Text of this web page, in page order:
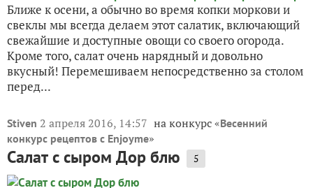
Ближе к осени, а обычно во время копки моркови и
свеклы мы всегда делаем этот салатик, включающий
свежайшие и доступные овощи со своего огорода.
Кроме того, салат очень нарядный и довольно
вкусный! Перемешиваем непосредственно за столом
перед...
Stiven 2 апреля 2016, 14:57 на конкурс «Весенний
конкурс рецептов с Enjoyme»
Салат с сыром Дор блю 5